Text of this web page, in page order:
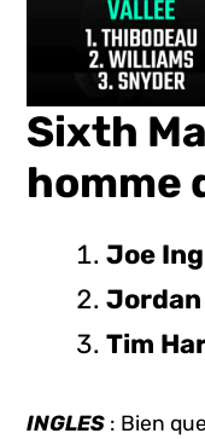
Sixth
homme
Joe
Jordan
Tim
INGLES : Bien